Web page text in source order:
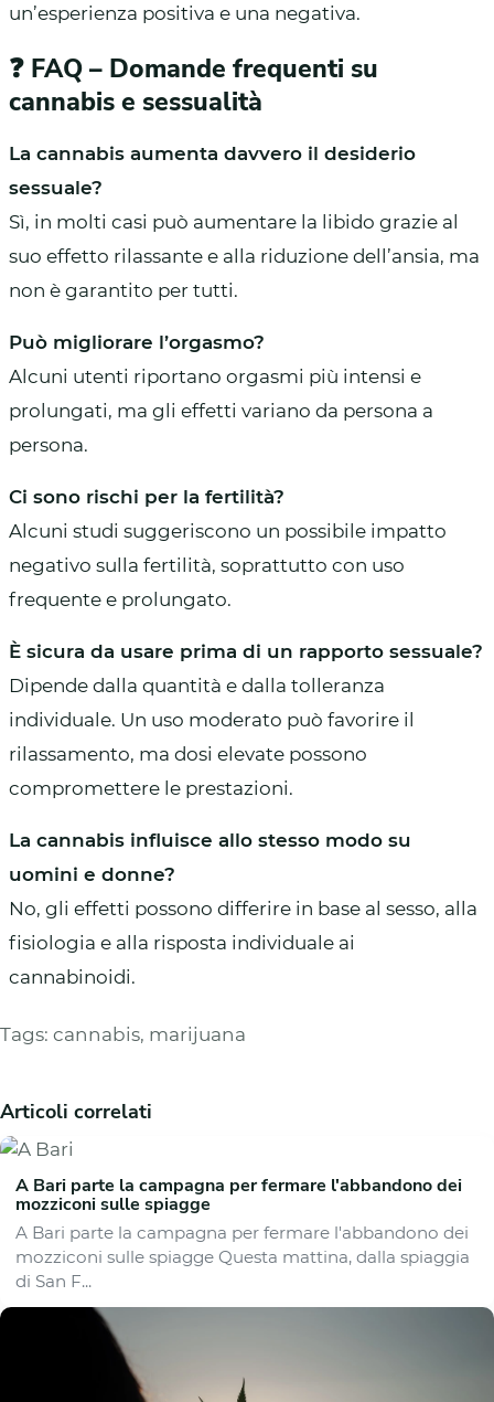
un’esperienza positiva e una negativa.
❓ FAQ – Domande frequenti su
cannabis e sessualità
La cannabis aumenta davvero il desiderio
sessuale?
Sì, in molti casi può aumentare la libido grazie al
suo effetto rilassante e alla riduzione dell’ansia, ma
non è garantito per tutti.
Può migliorare l’orgasmo?
Alcuni utenti riportano orgasmi più intensi e
prolungati, ma gli effetti variano da persona a
persona.
Ci sono rischi per la fertilità?
Alcuni studi suggeriscono un possibile impatto
negativo sulla fertilità, soprattutto con uso
frequente e prolungato.
È sicura da usare prima di un rapporto sessuale?
Dipende dalla quantità e dalla tolleranza
individuale. Un uso moderato può favorire il
rilassamento, ma dosi elevate possono
compromettere le prestazioni.
La cannabis influisce allo stesso modo su
uomini e donne?
No, gli effetti possono differire in base al sesso, alla
fisiologia e alla risposta individuale ai
cannabinoidi.
Tags: cannabis, marijuana
Articoli correlati
A Bari parte la campagna per fermare l'abbandono dei
mozziconi sulle spiagge
A Bari parte la campagna per fermare l'abbandono dei
mozziconi sulle spiagge Questa mattina, dalla spiaggia
di San F...